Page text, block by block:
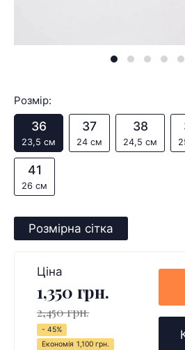
Розмір:
36
23,5 см
37
24 см
38
24,5 см
41
26 см
Розмірна сітка
Ціна
1,350 грн.
2,450 грн.
- 45%
Економія 1,100 грн.